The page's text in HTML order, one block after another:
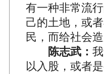
有一种非常流
己的土地，或
民，而给社会
陈志武：
以入股，或者